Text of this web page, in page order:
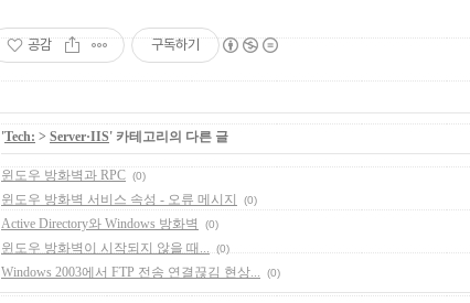
공감 구독하기
'Tech: > Server·IIS' 카테고리의 다른 글
윈도우 방화벽과 RPC (0)
윈도우 방화벽 서비스 속성 - 오류 메시지 (0)
Active Directory와 Windows 방화벽 (0)
윈도우 방화벽이 시작되지 않을 때... (0)
Windows 2003에서 FTP 전송 연결끊김 현상... (0)